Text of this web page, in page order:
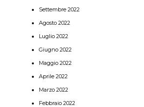
Settembre 2022
Agosto 2022
Luglio 2022
Giugno 2022
Maggio 2022
Aprile 2022
Marzo 2022
Febbraio 2022